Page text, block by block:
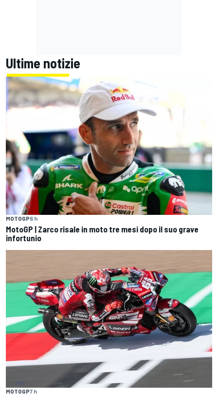
Ultime notizie
MOTOGP6 h
MotoGP | Zarco risale in moto tre mesi dopo il suo grave
infortunio
MOTOGP7 h